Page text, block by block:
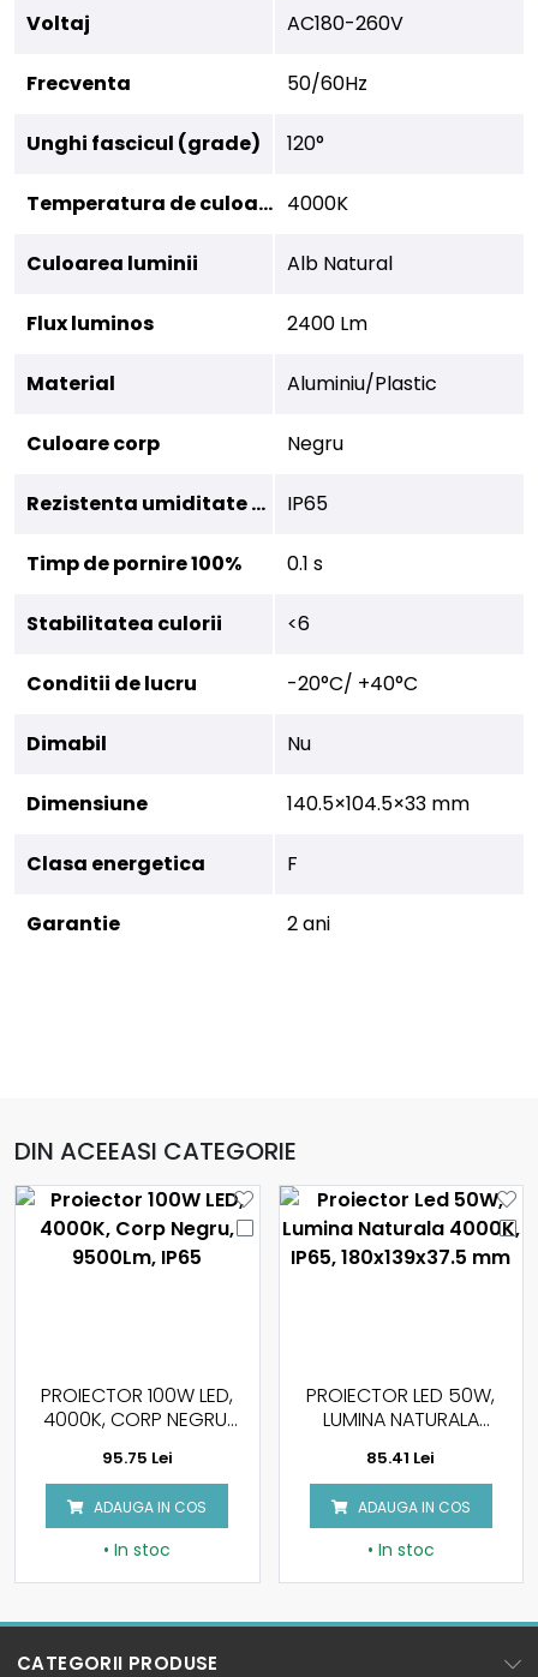
Voltaj AC180-260V
Frecventa 50/60Hz
Unghi fascicul (grade) 120°
Temperatura de culoare 4000K
Culoarea luminii Alb Natural
Flux luminos 2400 Lm
Material Aluminiu/Plastic
Culoare corp Negru
Rezistenta umiditate (IP) IP65
Timp de pornire 100% 0.1 s
Stabilitatea culorii <6
Conditii de lucru -20°C/ +40°C
Dimabil Nu
Dimensiune 140.5×104.5×33 mm
Clasa energetica F
Garantie 2 ani
DIN ACEEASI CATEGORIE
PROIECTOR LED 50W,
LUMINA NATURALA
180X139X37.5 MM
85.41 Lei
ADAUGA IN COS
• In stoc
PROIECTOR LED 20W
CU SENZOR PIR, LUMINA
CIP SAMSUNG
90.50 Lei
ADAUGA IN COS
• In stoc
CATEGORII PRODUSE